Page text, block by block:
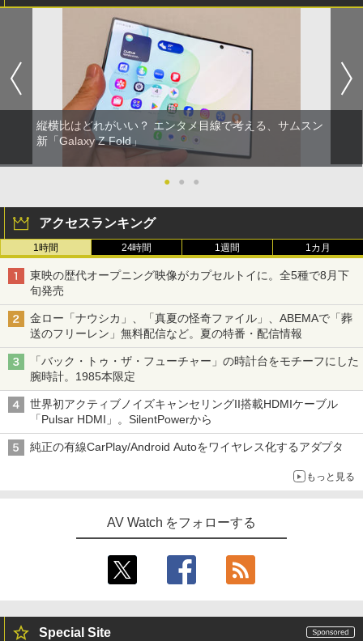
縦横比はどれがいい？ エンタメ目線で考える、サムスン
新「Galaxy Z Fold」
● ● ●
アクセスランキング
1時間 24時間 1週間 1カ月
東映の歴代オープニング映像がカプセルトイに。全5種で8月下
旬発売
金ロー「ナウシカ」、「真夏の怪奇ファイル」、ABEMAで「葬
送のフリーレン」無料配信など。夏の特番・配信情報
「バック・トゥ・ザ・フューチャー」の時計台をモチーフにした
腕時計。1985本限定
世界初アクティブノイズキャンセリングII搭載HDMIケーブル
「Pulsar HDMI」。SilentPowerから
純正の有線CarPlay/Android Autoをワイヤレス化するアダプタ
もっと見る
AV Watch をフォローする
Special Site